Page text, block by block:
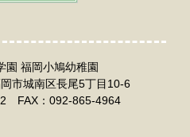
園 福岡小鳩幼稚園
市城南区長尾5丁目10-6
FAX：092-865-4964